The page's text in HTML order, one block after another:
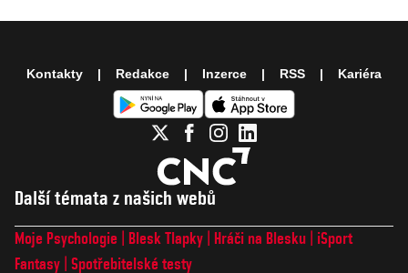
Další témata z našich webů
Moje Psychologie Blesk Tlapky Hráči na Blesku
iSport
Fantasy Spotřebitelské testy
Kontakty Redakce Inzerce RSS Kariéra